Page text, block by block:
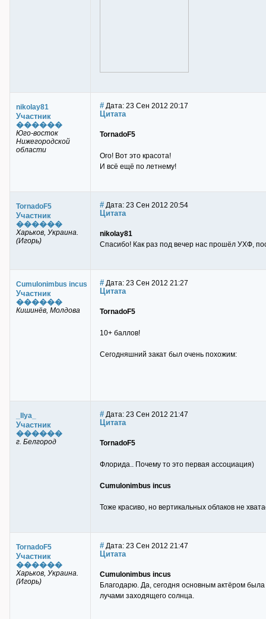
nikolay81
Участник
������
Юго-восток
Нижегородской
области
# Дата: 23 Сен 2012 20:17
Цитата
TornadoF5
Ого! Вот это красота!
И всё ещё по летнему!
TornadoF5
Участник
������
Харьков, Украина.
(Игорь)
# Дата: 23 Сен 2012 20:54
Цитата
nikolay81
Спасибо! Как раз под вечер нас прошёл УХФ,
Cumulonimbus incus
Участник
������
Кишинёв, Молдова
# Дата: 23 Сен 2012 21:27
Цитата
TornadoF5
10+ баллов!
Сегодняшний закат был очень похожим:
_Ilya_
Участник
������
г. Белгород
# Дата: 23 Сен 2012 21:47
Цитата
TornadoF5
Флорида.. Почему то это первая ассоциация)
Cumulonimbus incus
Тоже красиво, но вертикальных облаков не
TornadoF5
Участник
������
Харьков, Украина.
(Игорь)
# Дата: 23 Сен 2012 21:47
Цитата
Cumulonimbus incus
Благодарю. Да, сегодня основным актёром
лучами заходящего солнца.